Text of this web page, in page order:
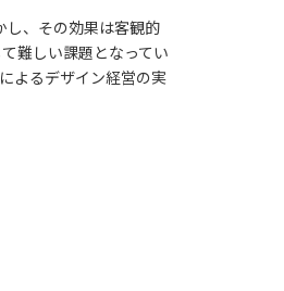
し、その効果は客観的
難しい課題となってい
よるデザイン経営の実